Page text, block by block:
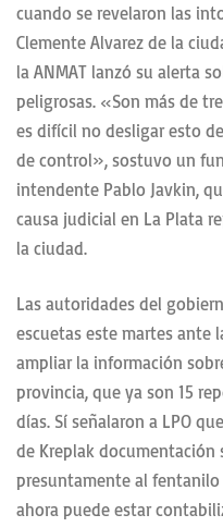
cuando se revelaron las
Clemente Alvarez de la
la ANMAT lanzó su alerta
peligrosas. «Son más de
es difícil no desligar esto
de control», sostuvo un
intendente Pablo Javkin,
causa judicial en La Plata
la ciudad.
Las autoridades del
escuetas este martes ante
ampliar la información
provincia, que ya son 15
días. Sí señalaron a LPO
de Kreplak documentación
presuntamente al
ahora puede estar